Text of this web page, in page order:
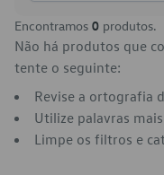
Encontramos 0 produtos.
Não há produtos que
tente o seguinte:
Revise a ortografia
Utilize palavras
Limpe os filtros e